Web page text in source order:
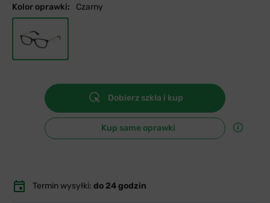
Kolor oprawki: Czarny
Dobierz szkła i kup
Kup same oprawki
Termin wysyłki: do 24 godzin